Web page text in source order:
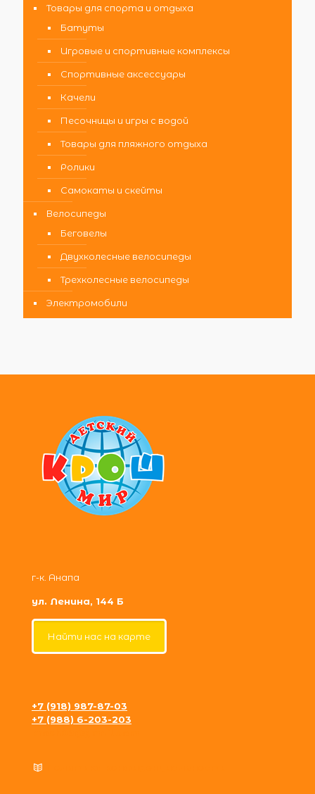
Товары для спорта и отдыха
Батуты
Игровые и спортивные комплексы
Спортивные аксессуары
Качели
Песочницы и игры с водой
Товары для пляжного отдыха
Ролики
Самокаты и скейты
Велосипеды
Беговелы
Двухколесные велосипеды
Трехколесные велосипеды
Электромобили
г-к. Анапа
ул. Ленина, 144 Б
Найти нас на карте
+7 (918) 987-87-03
+7 (988) 6-203-203